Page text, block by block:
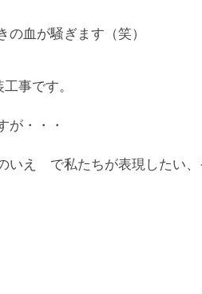
血が騒ぎます（笑）
事です。
が・・・
え で私たちが表現したい、